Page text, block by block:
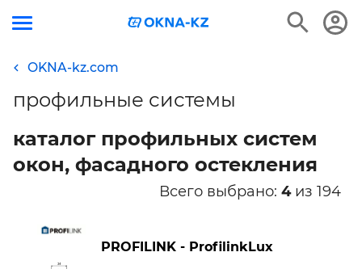
OKNA-kz.com
профильные системы
каталог профильных систем
окон, фасадного остекления
Всего выбрано: 4из 194
PROFILINK - ProfilinkLux